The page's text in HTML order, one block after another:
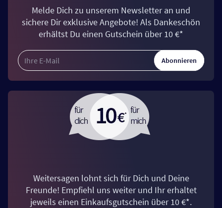
Melde Dich zu unserem Newsletter an und
sichere Dir exklusive Angebote! Als Dankeschön
erhältst Du einen Gutschein über 10 €*
Abonnieren
Weitersagen lohnt sich für Dich und Deine
Freunde! Empfiehl uns weiter und Ihr erhaltet
jeweils einen Einkaufsgutschein über 10 €*.